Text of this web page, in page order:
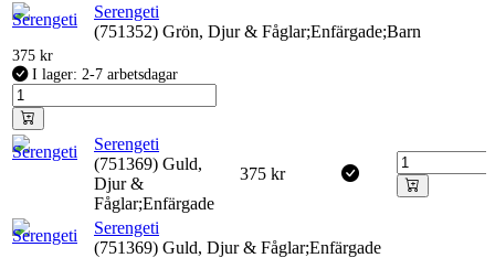
Serengeti
(751352) Grön, Djur & Fåglar;Enfärgade;Barn
375 kr
I lager: 2-7 arbetsdagar
Serengeti
(751369) Guld,
Djur &
Fåglar;Enfärgade
375 kr
Serengeti
(751369) Guld, Djur & Fåglar;Enfärgade